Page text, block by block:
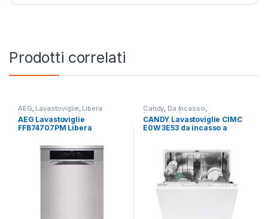
Prodotti correlati
AEG, Lavastoviglie, Libera
Installazione
AEG Lavastoviglie
FFB74707PM Libera
Candy, Da Incasso,
Lavastoviglie
CANDY Lavastoviglie CIMC
E0W 3E53 da incasso a